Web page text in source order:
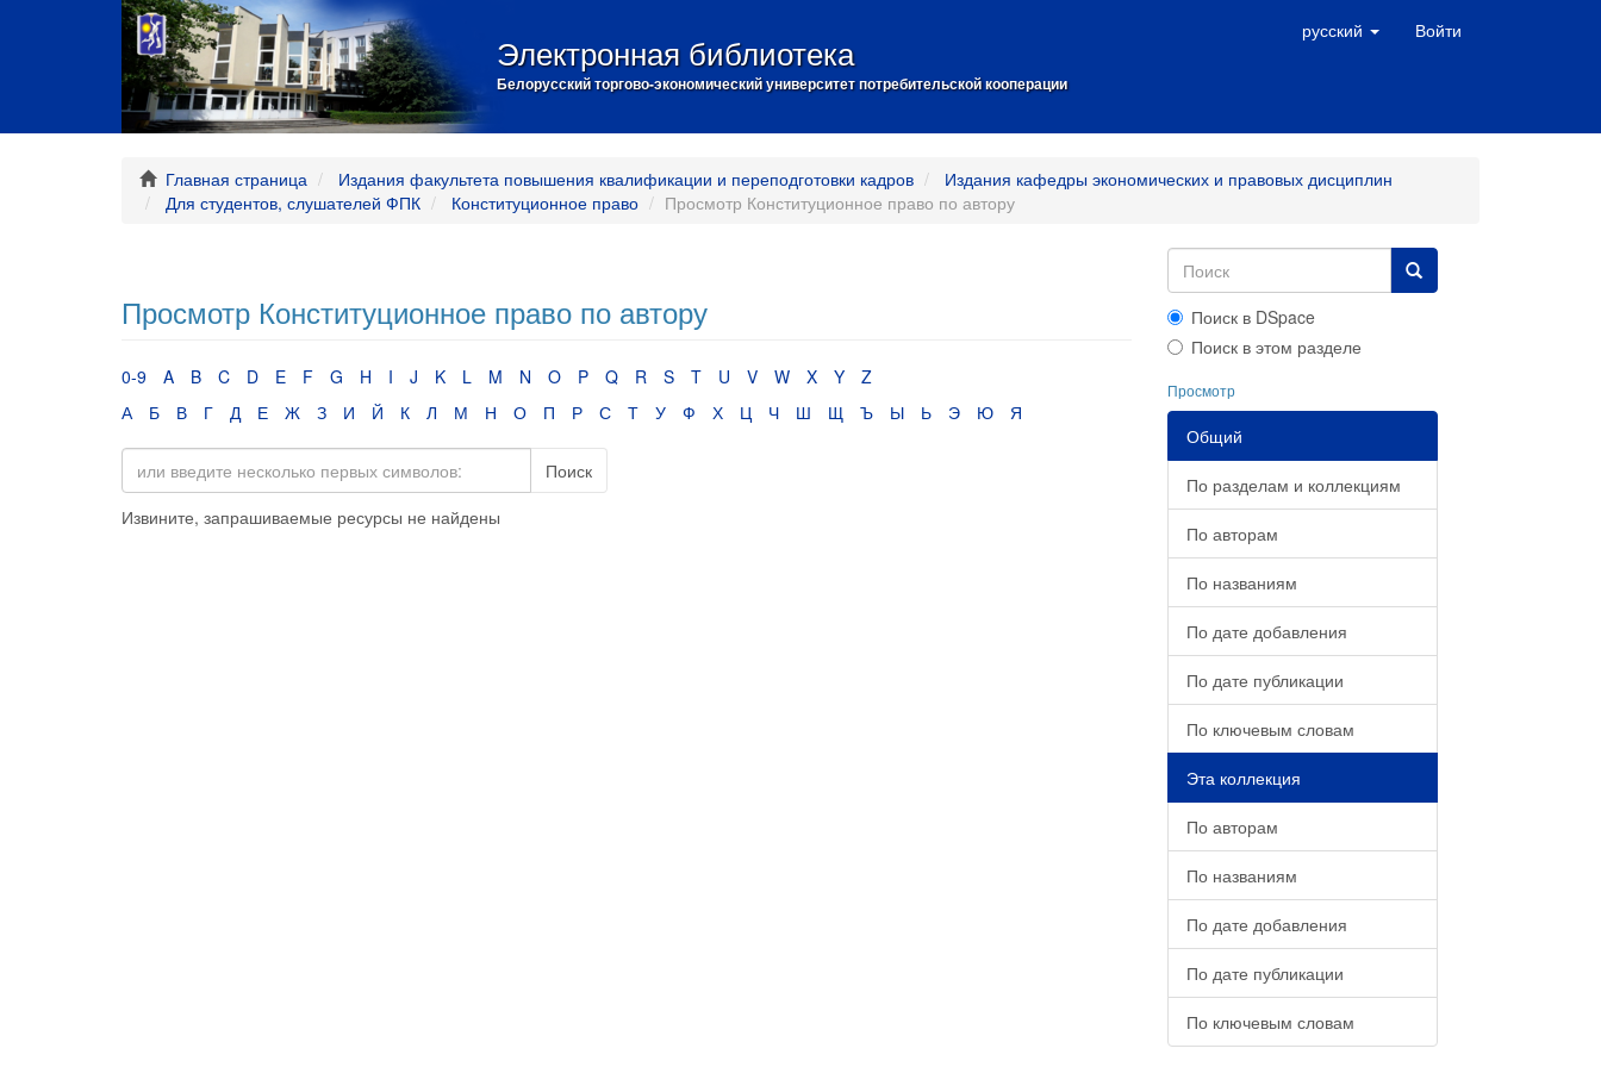
Электронная библиотека
Белорусский торгово-экономический университет потребительской кооперации
русский Войти
Главная страница Издания факультета повышения квалификации и переподготовки кадров
Издания кафедры экономических и правовых дисциплин
Для студентов, слушателей ФПК
Конституционное право Просмотр Конституционное право по автору
Просмотр Конституционное право по автору
0-9 A B C D E F G H I J K L M N O P Q R S T U V W X Y
Z
А
Б В Г Д Е Ж З И Й К Л М Н О П Р С Т У Ф Х Ц Ч Ш Щ Ъ Ы Ь Э Ю Я
Поиск
Извините, запрашиваемые ресурсы не найдены
Поиск в DSpace
Поиск в этом разделе
Просмотр
Общий
По разделам и коллекциям
По авторам
По названиям
По дате добавления
По дате публикации
По ключевым словам
Эта коллекция
По авторам
По названиям
По дате добавления
По дате публикации
По ключевым словам